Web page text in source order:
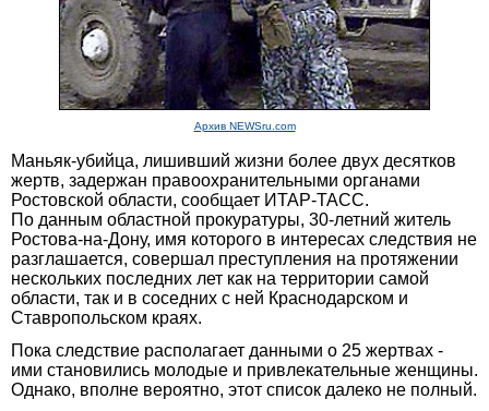
Архив NEWSru.com
Маньяк-убийца, лишивший жизни более двух десятков
жертв, задержан правоохранительными органами
Ростовской области, сообщает ИТАР-ТАСС.
По данным областной прокуратуры, 30-летний житель
Ростова-на-Дону, имя которого в интересах следствия не
разглашается, совершал преступления на протяжении
нескольких последних лет как на территории самой
области, так и в соседних с ней Краснодарском и
Ставропольском краях.
Пока следствие располагает данными о 25 жертвах -
ими становились молодые и привлекательные женщины.
Однако, вполне вероятно, этот список далеко не полный.